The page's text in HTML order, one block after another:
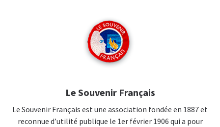
Le Souvenir Français
Le Souvenir Français est une association fondée en 1887 et
reconnue d’utilité publique le 1er février 1906 qui a pour